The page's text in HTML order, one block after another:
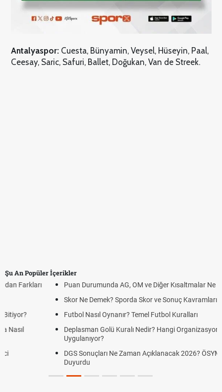
Antalyaspor:Cuesta, Bünyamin, Veysel, Hüseyin, Paal,
Ceesay, Saric, Safuri, Ballet, Doğukan, Van de Streek.
Şu An Popüler İçerikler
Puan Durumunda AG, OM ve Diğer Kısaltmalar Ne Anlama Gelir?
Skor Ne Demek? Sporda Skor ve Sonuç Kavramları
Futbol Nasıl Oynanır? Temel Futbol Kuralları
Deplasman Golü Kuralı Nedir? Hangi Organizasyonlarda
DGS Sonuçları Ne Zaman Açıklanacak 2026? ÖSYM Sonuç Tarihini